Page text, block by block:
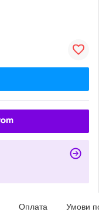
Оплата Умови